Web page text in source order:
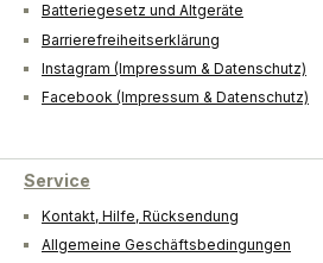
Batteriegesetz und Altgeräte
Barrierefreiheitserklärung
Instagram (Impressum & Datenschutz)
Facebook (Impressum & Datenschutz)
Service
Kontakt, Hilfe, Rücksendung
Allgemeine Geschäftsbedingungen